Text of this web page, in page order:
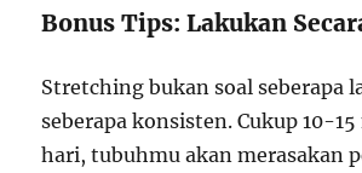
Bonus Tips: Lakukan
Stretching bukan soal seberapa
seberapa konsisten. Cukup 10-
hari, tubuhmu akan merasakan